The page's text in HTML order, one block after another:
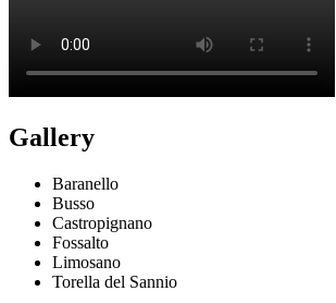
Gallery
Baranello
Busso
Castropignano
Fossalto
Limosano
Torella del Sannio